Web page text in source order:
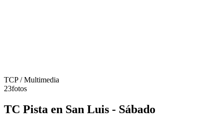
TCP/ Multimedia
23fotos
TC Pista en San Luis - Sábado